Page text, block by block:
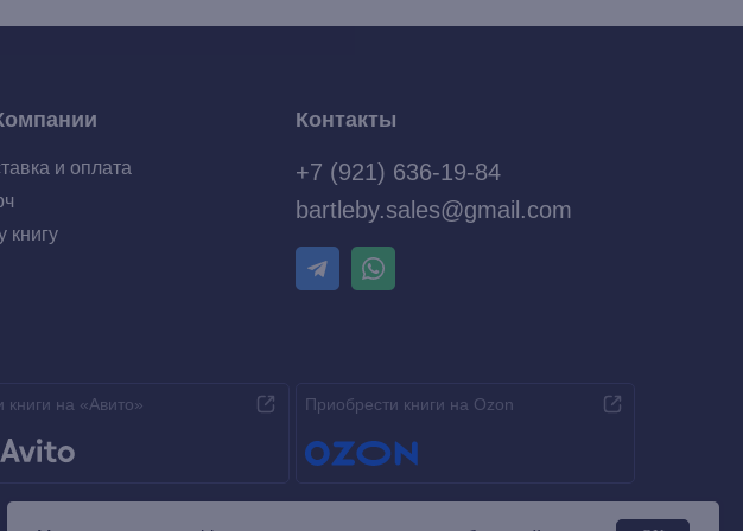
Контакты
+7 (921) 636-19-84
bartleby.sales@gmail.com
Приобрести книги на Ozon
книгу
и оплата
книги на «Авито»